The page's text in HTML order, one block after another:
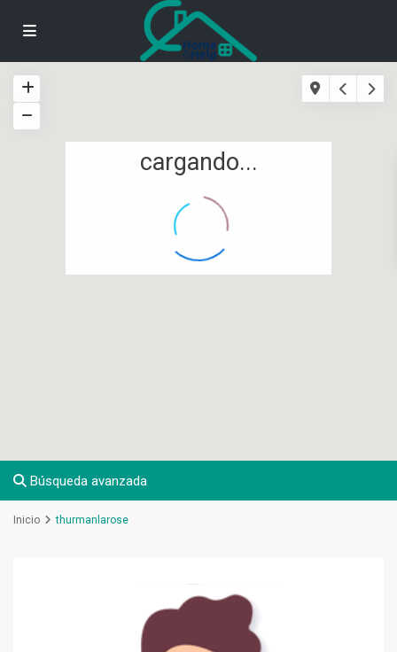
cargando...
Búsqueda avanzada
Inicio thurmanlarose